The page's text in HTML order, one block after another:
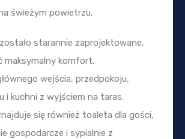
świeżym powietrzu.
starannie zaprojektowane,
maksymalny komfort.
wejścia, przedpokoju,
i kuchni z wyjściem na taras.
się również toaleta dla gości,
gospodarcze i sypialnie z